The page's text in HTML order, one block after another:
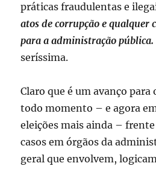
práticas fraudulentas e
atos de corrupção e
para a administração pública.
seríssima.
Claro que é um avanço para
todo momento – e agora
eleições mais ainda –
casos em órgãos da
geral que envolvem,